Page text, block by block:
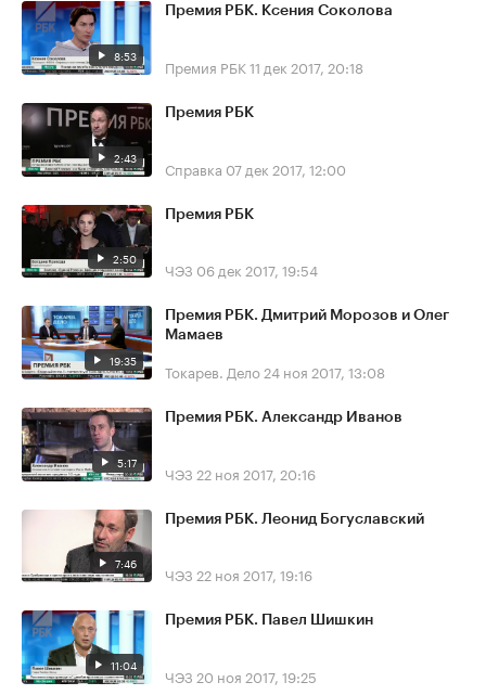
8:53
Премия РБК. Ксения Соколова
Премия РБК11 дек 2017, 20:18
2:43
Премия РБК
Справка 07 дек 2017, 12:00
2:50
Премия РБК
ЧЭЗ 06 дек 2017, 19:54
19:35
Премия РБК. Дмитрий Морозов и Олег
Мамаев
Токарев. Дело 24 ноя 2017, 13:08
5:17
Премия РБК. Александр Иванов
ЧЭЗ 22 ноя 2017, 20:16
7:46
Премия РБК. Леонид Богуславский
ЧЭЗ 22 ноя 2017, 19:16
11:04
Премия РБК. Павел Шишкин
ЧЭЗ 20 ноя 2017, 19:25